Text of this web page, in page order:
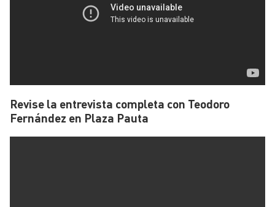
Revise la entrevista completa con Teodoro
Fernández en Plaza Pauta